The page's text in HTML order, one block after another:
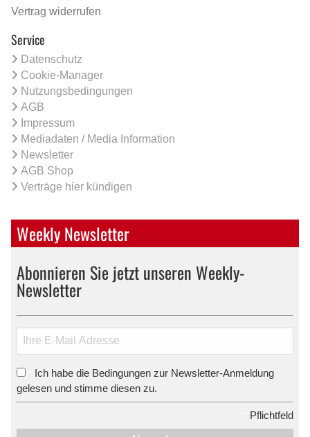
Vertrag widerrufen
Service
Datenschutz
Cookie-Manager
Nutzungsbedingungen
AGB
Impressum
Mediadaten / Media Information
Newsletter
AGB Shop
Verträge hier kündigen
Weekly Newsletter
Abonnieren Sie jetzt unseren Weekly-
Newsletter
Ich habe die Bedingungen zur Newsletter-Anmeldung
gelesen und stimme diesen zu.
Pflichtfeld